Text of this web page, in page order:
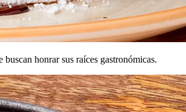
honrar sus raíces gastronómicas.